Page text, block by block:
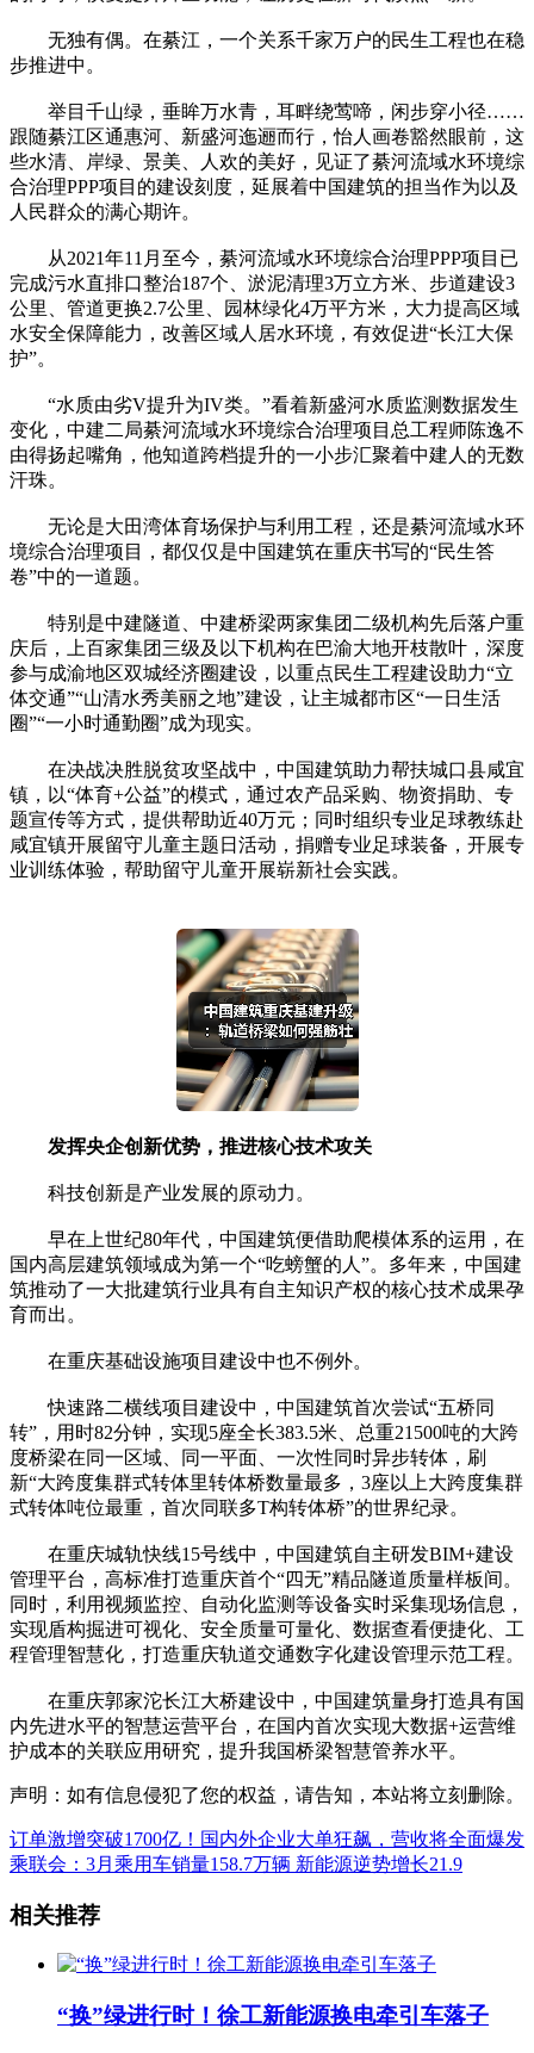
无独有偶。在綦江，一个关系千家万户的民生工程也在稳
步推进中。
举目千山绿，垂眸万水青，耳畔绕莺啼，闲步穿小径……
跟随綦江区通惠河、新盛河迤逦而行，怡人画卷豁然眼前，这
些水清、岸绿、景美、人欢的美好，见证了綦河流域水环境综
合治理PPP项目的建设刻度，延展着中国建筑的担当作为以及
人民群众的满心期许。
从2021年11月至今，綦河流域水环境综合治理PPP项目已
完成污水直排口整治187个、淤泥清理3万立方米、步道建设3
公里、管道更换2.7公里、园林绿化4万平方米，大力提高区域
水安全保障能力，改善区域人居水环境，有效促进“长江大保
护”。
“水质由劣V提升为IV类。”看着新盛河水质监测数据发生
变化，中建二局綦河流域水环境综合治理项目总工程师陈逸不
由得扬起嘴角，他知道跨档提升的一小步汇聚着中建人的无数
汗珠。
无论是大田湾体育场保护与利用工程，还是綦河流域水环
境综合治理项目，都仅仅是中国建筑在重庆书写的“民生答
卷”中的一道题。
特别是中建隧道、中建桥梁两家集团二级机构先后落户重
庆后，上百家集团三级及以下机构在巴渝大地开枝散叶，深度
参与成渝地区双城经济圈建设，以重点民生工程建设助力“立
体交通”“山清水秀美丽之地”建设，让主城都市区“一日生活
圈”“一小时通勤圈”成为现实。
在决战决胜脱贫攻坚战中，中国建筑助力帮扶城口县咸宜
镇，以“体育+公益”的模式，通过农产品采购、物资捐助、专
题宣传等方式，提供帮助近40万元；同时组织专业足球教练赴
咸宜镇开展留守儿童主题日活动，捐赠专业足球装备，开展专
业训练体验，帮助留守儿童开展崭新社会实践。
发挥央企创新优势，推进核心技术攻关
科技创新是产业发展的原动力。
早在上世纪80年代，中国建筑便借助爬模体系的运用，在
国内高层建筑领域成为第一个“吃螃蟹的人”。多年来，中国建
筑推动了一大批建筑行业具有自主知识产权的核心技术成果孕
育而出。
在重庆基础设施项目建设中也不例外。
快速路二横线项目建设中，中国建筑首次尝试“五桥同
转”，用时82分钟，实现5座全长383.5米、总重21500吨的大跨
度桥梁在同一区域、同一平面、一次性同时异步转体，刷
新“大跨度集群式转体里转体桥数量最多，3座以上大跨度集群
式转体吨位最重，首次同联多T构转体桥”的世界纪录。
在重庆城轨快线15号线中，中国建筑自主研发BIM+建设
管理平台，高标准打造重庆首个“四无”精品隧道质量样板间。
同时，利用视频监控、自动化监测等设备实时采集现场信息，
实现盾构掘进可视化、安全质量可量化、数据查看便捷化、工
程管理智慧化，打造重庆轨道交通数字化建设管理示范工程。
在重庆郭家沱长江大桥建设中，中国建筑量身打造具有国
内先进水平的智慧运营平台，在国内首次实现大数据+运营维
护成本的关联应用研究，提升我国桥梁智慧管养水平。
声明：如有信息侵犯了您的权益，请告知，本站将立刻删除。
订单激增突破1700亿！国内外企业大单狂飙，营收将全面爆发
乘联会：3月乘用车销量158.7万辆 新能源逆势增长21.9
相关推荐
“换”绿进行时！徐工新能源换电牵引车落子